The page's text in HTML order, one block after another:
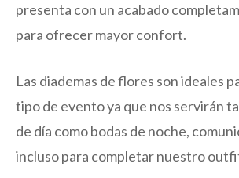
presenta con un acabado
para ofrecer mayor confort.
Las diademas de flores son ideales
tipo de evento ya que nos servirán
de día como bodas de noche,
incluso para completar nuestro